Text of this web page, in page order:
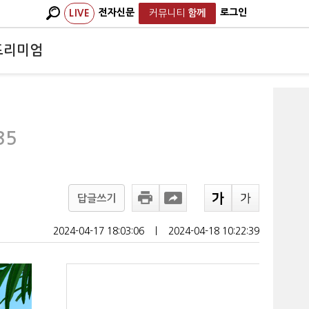
LIVE 전자신문 커뮤니티 함께 로그인
리미엄
답글쓰기
2024-04-17 18:03:06 2024-04-18 10:22:39